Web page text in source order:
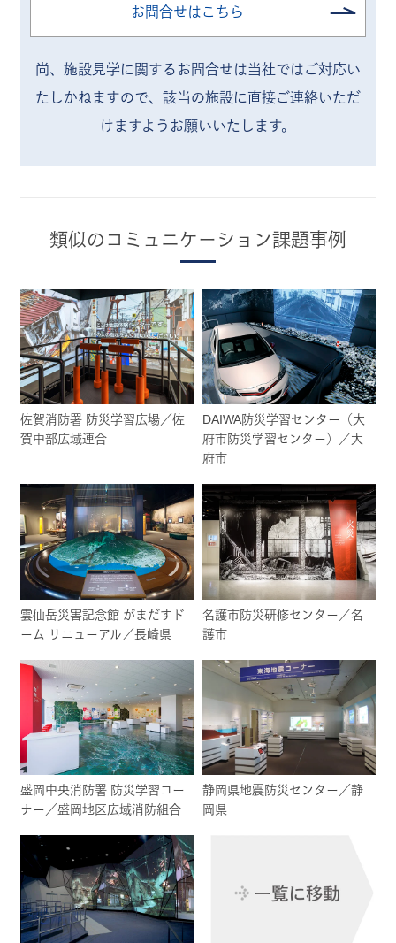
お問合せはこちら
尚、施設見学に関するお問合せは当社ではご対応い
たしかねますので、 該当の施設に直接ご連絡いただ
けますようお願いいたします。
類似のコミュニケーション課題事例
佐賀消防署 防災学習広場／佐
賀中部広域連合
DAIWA防災学習センター（大
府市防災学習センター）／大
府市
雲仙岳災害記念館 がまだすド
ーム リニューアル／長崎県
名護市防災研修センター／名
護市
盛岡中央消防署 防災学習コー
ナー／盛岡地区広域消防組合
静岡県地震防災センター／静
岡県